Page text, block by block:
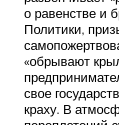
о равенстве и
Политики,
«обрывают
свое
краху. В